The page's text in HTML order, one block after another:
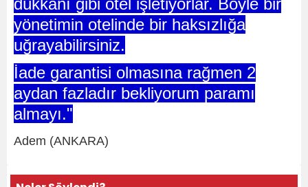
dükkanı gibi otel işletiyorlar. Böyle bir
yönetimin otelinde bir haksızlığa
uğrayabilirsiniz.
İade garantisi olmasına rağmen 2
aydan fazladır bekliyorum paramı
almayı."
Adem (ANKARA)